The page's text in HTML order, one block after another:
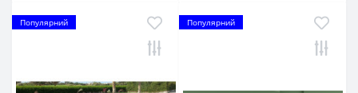
Популярний Популярний